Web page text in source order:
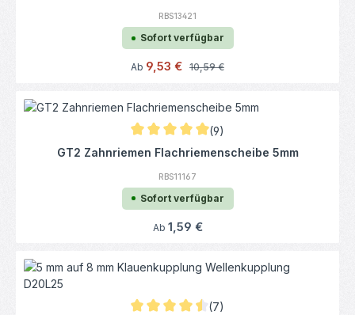
RBS13421
Sofort verfügbar
Verkaufspreis:
Ab 9,53 € Regulärer Preis:
10,59 €
Durchschnittliche Bewertung von 5 von 5
(9)
GT2 Zahnriemen Flachriemenscheibe 5mm
RBS11167
Sofort verfügbar
Regulärer Preis:
Ab 1,59 €
(7)